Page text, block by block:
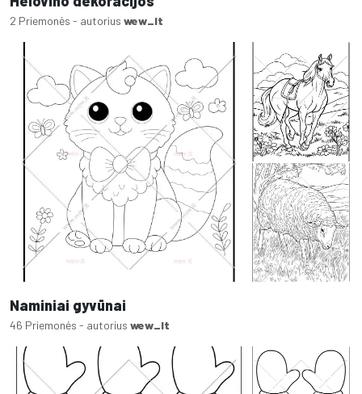
2 Priemonės - autorius wew_lt
Naminiai gyvūnai
46 Priemonės - autorius wew_lt